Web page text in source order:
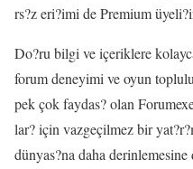
rs?z eri?imi de Premium
Do?ru bilgi ve içeriklere
forum deneyimi ve oyun
pek çok faydas? olan
lar? için vazgeçilmez bir
dünyas?na daha